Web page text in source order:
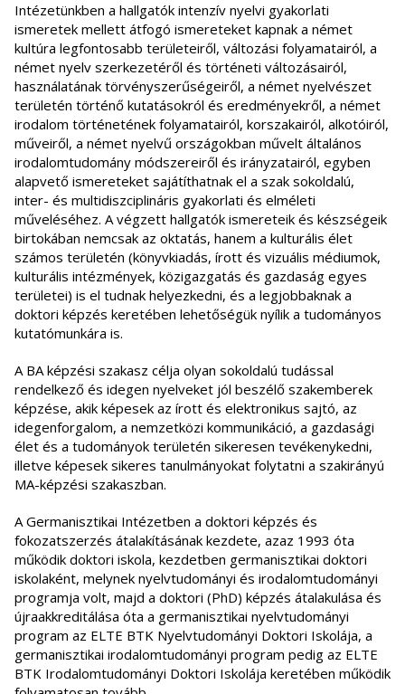
Intézetünkben a hallgatók intenzív nyelvi gyakorlati
ismeretek mellett átfogó ismereteket kapnak a német
kultúra legfontosabb területeiről, változási folyamatairól, a
német nyelv szerkezetéről és történeti változásairól,
használatának törvényszerűségeiről, a német nyelvészet
területén történő kutatásokról és eredményekről, a német
irodalom történetének folyamatairól, korszakairól, alkotóiról,
műveiről, a német nyelvű országokban művelt általános
irodalomtudomány módszereiről és irányzatairól, egyben
alapvető ismereteket sajátíthatnak el a szak sokoldalú,
inter- és multidiszciplináris gyakorlati és elméleti
műveléséhez. A végzett hallgatók ismereteik és készségeik
birtokában nemcsak az oktatás, hanem a kulturális élet
számos területén (könyvkiadás, írott és vizuális médiumok,
kulturális intézmények, közigazgatás és gazdaság egyes
területei) is el tudnak helyezkedni, és a legjobbaknak a
doktori képzés keretében lehetőségük nyílik a tudományos
kutatómunkára is.
A BA képzési szakasz célja olyan sokoldalú tudással
rendelkező és idegen nyelveket jól beszélő szakemberek
képzése, akik képesek az írott és elektronikus sajtó, az
idegenforgalom, a nemzetközi kommunikáció, a gazdasági
élet és a tudományok területén sikeresen tevékenykedni,
illetve képesek sikeres tanulmányokat folytatni a szakirányú
MA-képzési szakaszban.
A Germanisztikai Intézetben a doktori képzés és
fokozatszerzés átalakításának kezdete, azaz 1993 óta
működik doktori iskola, kezdetben germanisztikai doktori
iskolaként, melynek nyelvtudományi és irodalomtudományi
programja volt, majd a doktori (PhD) képzés átalakulása és
újraakkreditálása óta a germanisztikai nyelvtudományi
program az ELTE BTK Nyelvtudományi Doktori Iskolája, a
germanisztikai irodalomtudományi program pedig az ELTE
BTK Irodalomtudományi Doktori Iskolája keretében működik